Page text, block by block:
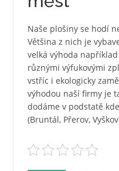
Naše plošiny se hodí
Většina z nich je
velká výhoda
různými výfukovými
vstříc i ekologicky
výhodou naší firmy je
dodáme v podstatě
(Bruntál, Přerov,